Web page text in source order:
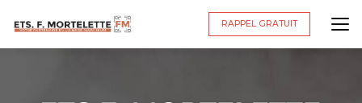
principal
RAPPEL GRATUIT